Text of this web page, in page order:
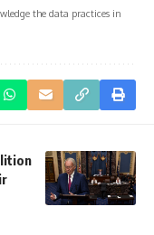
the data practices in